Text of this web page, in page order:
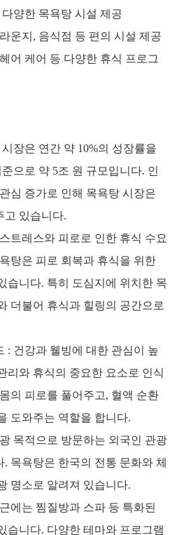
다양한 목욕탕 시설 제공
운지, 음식점 등 편의 시설 제공
어 케어 등 다양한 휴식 프로그
장은 연간 약 10%의 성장률을
으로 약 5조 원 규모입니다. 인
심 증가로 인해 목욕탕 시장은
고 있습니다.
트레스와 피로로 인한 휴식 수요
탕은 피로 회복과 휴식을 위한
습니다. 특히 도심지에 위치한 목
더불어 휴식과 힐링의 공간으로
: 건강과 웰빙에 대한 관심이 높
리와 휴식의 중요한 요소로 인식
의 피로를 풀어주고, 혈액 순환
도와주는 역할을 합니다.
목적으로 방문하는 외국인 관광
목욕탕은 한국의 전통 문화와 체
명소로 알려져 있습니다.
에는 찜질방과 스파 등 특화된
습니다. 다양한 테마와 프로그램